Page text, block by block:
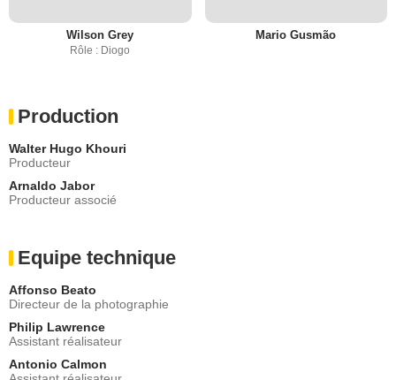
Wilson Grey
Rôle : Diogo
Mario Gusmão
Production
Walter Hugo Khouri
Producteur
Arnaldo Jabor
Producteur associé
Equipe technique
Affonso Beato
Directeur de la photographie
Philip Lawrence
Assistant réalisateur
Antonio Calmon